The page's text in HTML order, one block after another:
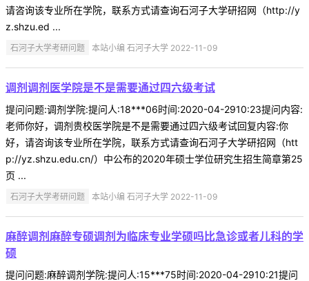
请咨询该专业所在学院，联系方式请查询石河子大学研招网（http://y
z.shzu.ed ...
石河子大学考研问题 本站小编 石河子大学 2022-11-09
调剂调剂医学院是不是需要通过四六级考试
提问问题:调剂学院:提问人:18***06时间:2020-04-2910:23提问内容:
老师你好，调剂贵校医学院是不是需要通过四六级考试回复内容:你
好，请咨询该专业所在学院，联系方式请查询石河子大学研招网（htt
p://yz.shzu.edu.cn/）中公布的2020年硕士学位研究生招生简章第25
页 ...
石河子大学考研问题 本站小编 石河子大学 2022-11-09
麻醉调剂麻醉专硕调剂为临床专业学硕吗比急诊或者儿科的学
硕
提问问题:麻醉调剂学院:提问人:15***75时间:2020-04-2910:21提问